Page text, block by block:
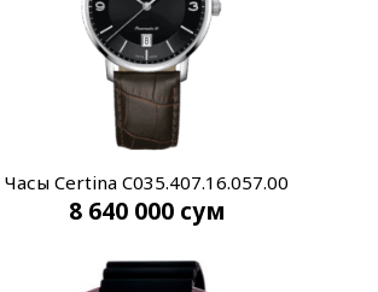
Часы Certina C035.407.16.057.00
8 640 000 сум